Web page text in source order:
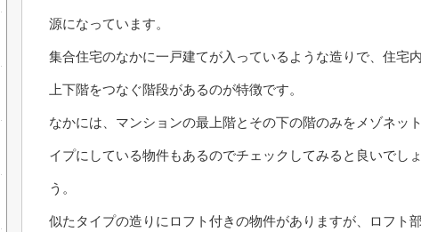
源になっています。
集合住宅のなかに一戸建てが入っているような造りで、住宅
上下階をつなぐ階段があるのが特徴です。
なかには、マンションの最上階とその下の階のみをメゾネッ
イプにしている物件もあるのでチェックしてみると良いでしょ
う。
似たタイプの造りにロフト付きの物件がありますが、ロフト